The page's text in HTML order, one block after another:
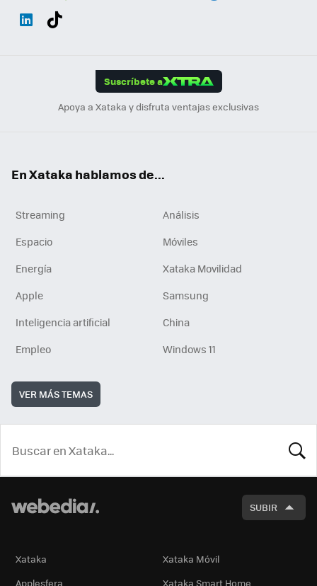
Suscríbete a
Apoya a Xataka y disfruta ventajas exclusivas
En Xataka hablamos de...
Streaming
Análisis
Espacio
Móviles
Energía
Xataka Movilidad
Apple
Samsung
Inteligencia artificial
China
Empleo
Windows 11
VER MÁS TEMAS
SUBIR
Xataka
Xataka Móvil
Applesfera
Xataka Smart Home